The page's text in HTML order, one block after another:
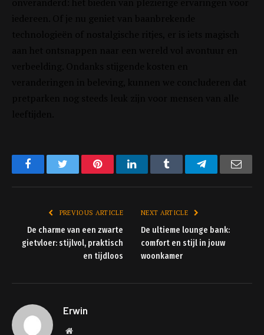
FacebookTwitter PinterestLinkedIn Tumblr Telegram
PREVIOUS ARTICLE
De charme van een zwarte
gietvloer: stijlvol, praktisch
en tijdloos
NEXT ARTICLE
De ultieme lounge bank:
comfort en stijl in jouw
woonkamer
Erwin
Website